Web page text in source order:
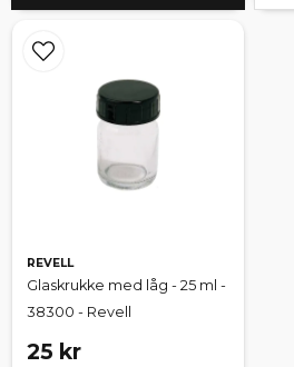
REVELL
Glaskrukke med låg - 25 ml -
38300 - Revell
25 kr